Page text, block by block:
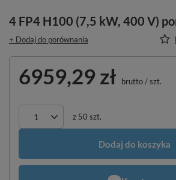
4 FP4 H100 (7,5 kW, 400 V)
+ Dodaj do porównania
6959,29 zł brutto/szt.
z 50 szt.
Dodaj do koszyka